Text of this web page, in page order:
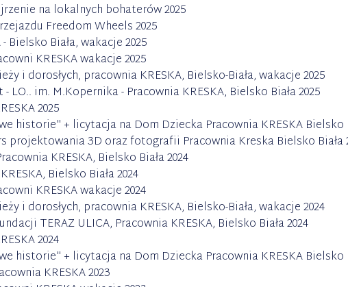
na lokalnych bohaterów 2025
Freedom Wheels 2025
Bielsko Biała, wakacje 2025
KRESKA wakacje 2025
i dorosłych, pracownia KRESKA, Bielsko-Biała, wakacje 2025
im. M.Kopernika - Pracownia KRESKA, Bielsko Biała 2025
2025
historie" + licytacja na Dom Dziecka Pracownia KRESKA Bielsko
projektowania 3D oraz fotografii Pracownia Kreska Bielsko Biała
KRESKA, Bielsko Biała 2024
Bielsko Biała 2024
KRESKA wakacje 2024
i dorosłych, pracownia KRESKA, Bielsko-Biała, wakacje 2024
TERAZ ULICA, Pracownia KRESKA, Bielsko Biała 2024
2024
historie" + licytacja na Dom Dziecka Pracownia KRESKA Bielsko
KRESKA 2023